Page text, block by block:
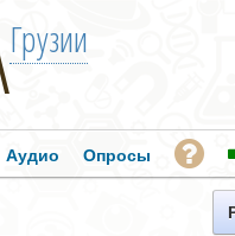
Грузии
Аудио Опросы